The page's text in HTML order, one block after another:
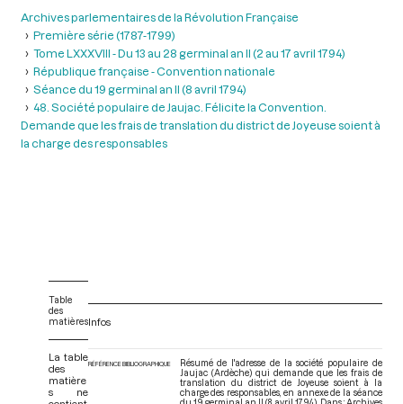
Archives parlementaires de la Révolution Française
Première série (1787-1799)
Tome LXXXVIII - Du 13 au 28 germinal an II (2 au 17 avril 1794)
République française - Convention nationale
Séance du 19 germinal an II (8 avril 1794)
48. Société populaire de Jaujac. Félicite la Convention.
Demande que les frais de translation du district de Joyeuse soient à
la charge des responsables
Table
des
matières
La table
des
matière
s ne
Infos
RÉFÉRENCE BIBLIOGRAPHIQUE
Résumé de l'adresse de la société populaire de
Jaujac (Ardèche) qui demande que les frais de
translation du district de Joyeuse soient à la
charge des responsables, en annexe de la séance